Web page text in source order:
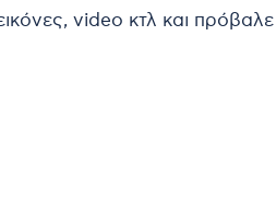
video κτλ και πρόβαλε